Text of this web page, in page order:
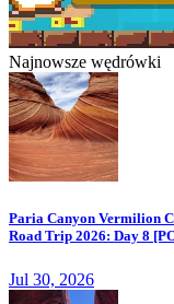
Najnowsze wędrówki
Paria Canyon Vermilion
Road Trip 2026: Day 8
Jul 30, 2026